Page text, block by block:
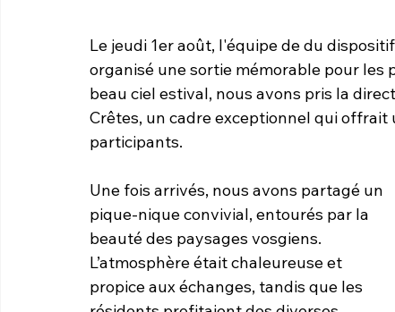
Le jeudi 1er août, l'équipe de du
organisé une sortie mémorable pour les
beau ciel estival, nous avons pris la
Crêtes, un cadre exceptionnel qui
participants.
Une fois arrivés, nous avons partagé un
pique-nique convivial, entourés par la
beauté des paysages vosgiens.
L’atmosphère était chaleureuse et
propice aux échanges, tandis que les